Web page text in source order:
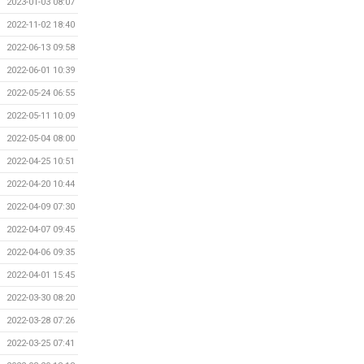
2023-01-03 08:07
2022-11-02 18:40
2022-06-13 09:58
2022-06-01 10:39
2022-05-24 06:55
2022-05-11 10:09
2022-05-04 08:00
2022-04-25 10:51
2022-04-20 10:44
2022-04-09 07:30
2022-04-07 09:45
2022-04-06 09:35
2022-04-01 15:45
2022-03-30 08:20
2022-03-28 07:26
2022-03-25 07:41